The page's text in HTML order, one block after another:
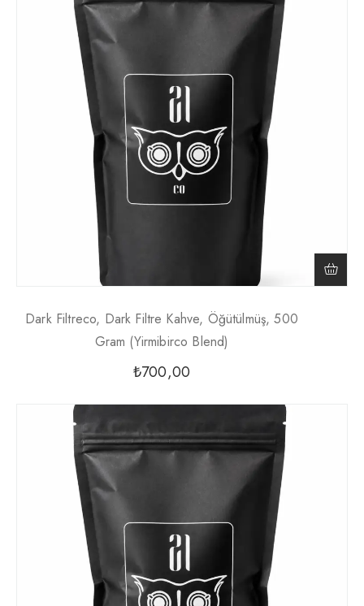
Dark Filtreco, Dark Filtre Kahve, Öğütülmüş, 500
Gram (yirmibirco Blend)
₺700,00